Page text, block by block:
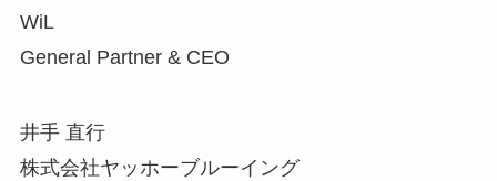
WiL
General Partner & CEO
井手 直行
株式会社ヤッホーブルーイング